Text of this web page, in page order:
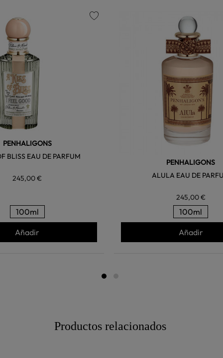
PENHALIGONS
BLISS EAU DE PARFUM
245,00 €
100ml
Añadir
PENHALIGONS
ALULA EAU DE
245,00 €
100ml
Añadir
Productos relacionados